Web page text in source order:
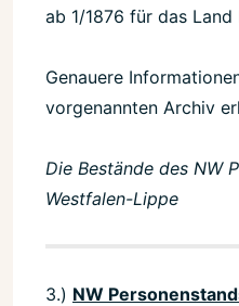
ab 1/1876 für das Land
Genauere
vorgenannten Archiv
Die Bestände des NW
Westfalen-Lippe
3.) NW